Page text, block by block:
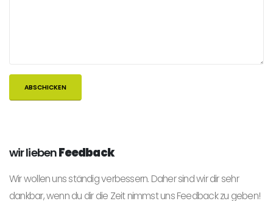
wir liebenFeedback
Wir wollen uns ständig verbessern. Daher sind wir dir sehr
dankbar, wenn du dir die Zeit nimmst uns Feedback zu geben!